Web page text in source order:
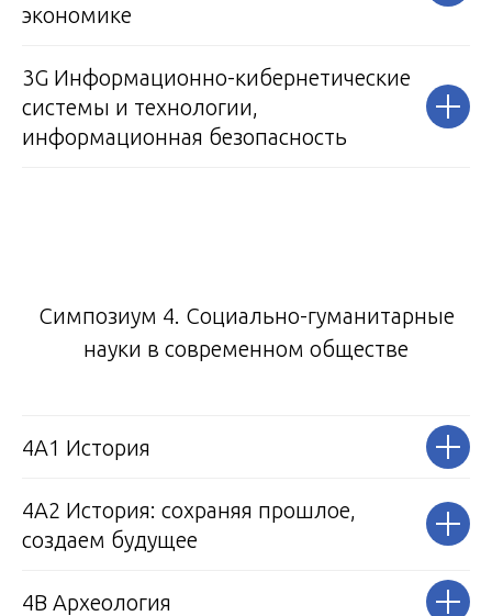
экономике
3G Информационно-кибернетические
системы и технологии,
информационная безопасность
Симпозиум 4. Социально-гуманитарные
науки в современном обществе
4А1 История
4А2 История: сохраняя прошлое,
создаем будущее
4В Археология